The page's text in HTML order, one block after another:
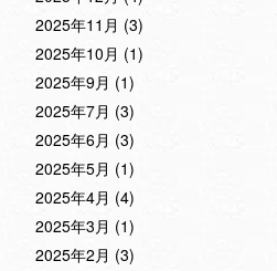
2025年11月 (3)
2025年10月 (1)
2025年9月 (1)
2025年7月 (3)
2025年6月 (3)
2025年5月 (1)
2025年4月 (4)
2025年3月 (1)
2025年2月 (3)